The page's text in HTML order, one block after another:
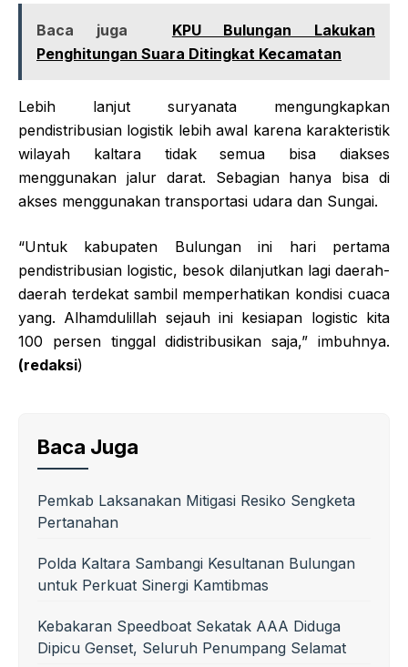
Baca juga
KPU Bulungan Lakukan
Penghitungan Suara Ditingkat Kecamatan
Lebih lanjut suryanata mengungkapkan
pendistribusian logistik lebih awal karena karakteristik
wilayah kaltara tidak semua bisa diakses
menggunakan jalur darat. Sebagian hanya bisa di
akses menggunakan transportasi udara dan Sungai.
“Untuk kabupaten Bulungan ini hari pertama
pendistribusian logistic, besok dilanjutkan lagi daerah-
daerah terdekat sambil memperhatikan kondisi cuaca
yang. Alhamdulillah sejauh ini kesiapan logistic kita
100 persen tinggal didistribusikan saja,” imbuhnya.
(redaksi)
Baca Juga
Pemkab Laksanakan Mitigasi Resiko Sengketa
Pertanahan
Polda Kaltara Sambangi Kesultanan Bulungan
untuk Perkuat Sinergi Kamtibmas
Kebakaran Speedboat Sekatak AAA Diduga
Dipicu Genset, Seluruh Penumpang Selamat